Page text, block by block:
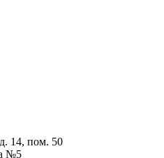
14, пом. 50
№5